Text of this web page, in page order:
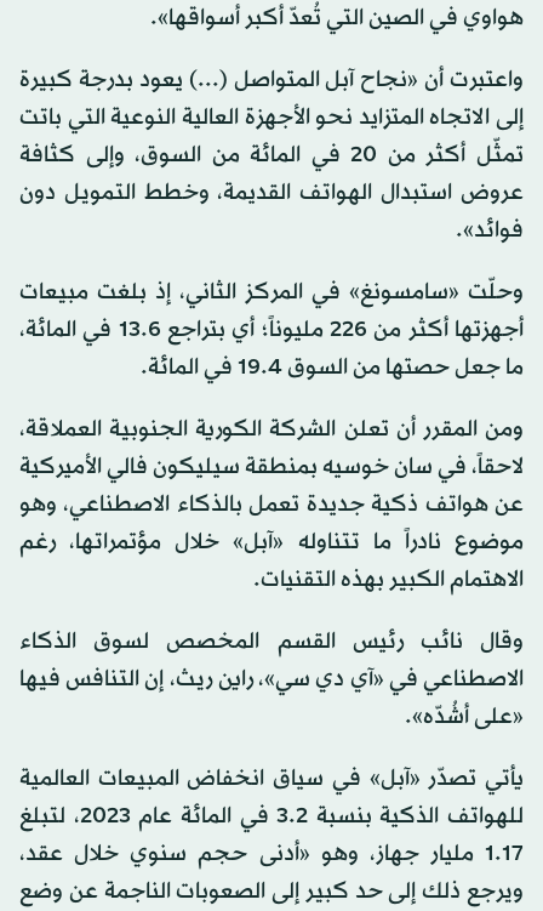
هواوي في الصين التي تُعدّ أكبر أسواقها».
واعتبرت أن «نجاح آبل المتواصل (...) يعود بدرجة كبيرة
إلى الاتجاه المتزايد نحو الأجهزة العالية النوعية التي باتت
تمثّل أكثر من 20 في المائة من السوق، وإلى كثافة
عروض استبدال الهواتف القديمة، وخطط التمويل دون
فوائد».
وحلّت «سامسونغ» في المركز الثاني، إذ بلغت مبيعات
أجهزتها أكثر من 226 مليوناً؛ أي بتراجع 13.6 في المائة،
ما جعل حصتها من السوق 19.4 في المائة.
ومن المقرر أن تعلن الشركة الكورية الجنوبية العملاقة،
لاحقاً، في سان خوسيه بمنطقة سيليكون فالي الأميركية
عن هواتف ذكية جديدة تعمل بالذكاء الاصطناعي، وهو
موضوع نادراً ما تتناوله «آبل» خلال مؤتمراتها، رغم
الاهتمام الكبير بهذه التقنيات.
وقال نائب رئيس القسم المخصص لسوق الذكاء
الاصطناعي في «آي دي سي»، راين ريث، إن التنافس فيها
«على أشُدّه».
يأتي تصدّر «آبل» في سياق انخفاض المبيعات العالمية
للهواتف الذكية بنسبة 3.2 في المائة عام 2023، لتبلغ
1.17 مليار جهاز، وهو «أدنى حجم سنوي خلال عقد،
ويرجع ذلك إلى حد كبير إلى الصعوبات الناجمة عن وضع